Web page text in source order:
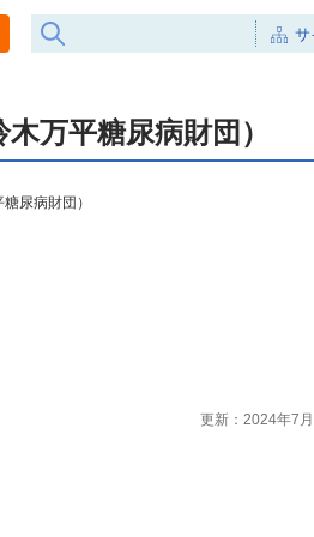
サ
万平糖尿病財団）
尿病財団）
更新：2024年7